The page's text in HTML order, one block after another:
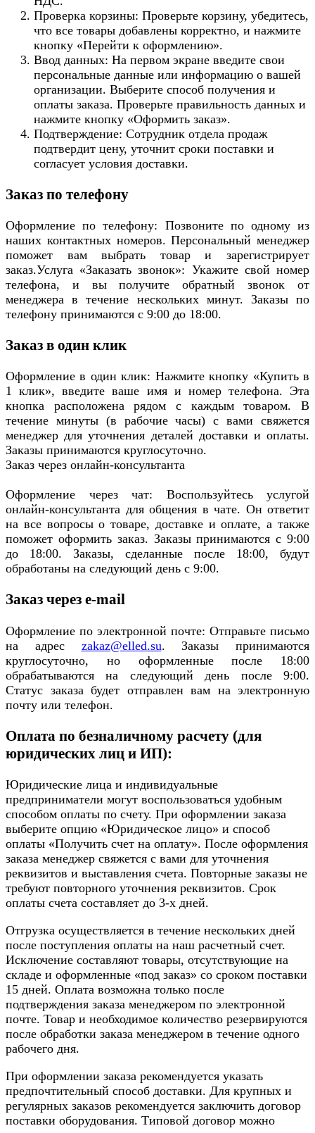
Проверка корзины: Проверьте корзину, убедитесь,
что все товары добавлены корректно, и нажмите
кнопку «Перейти к оформлению».
Ввод данных: На первом экране введите свои
персональные данные или информацию о вашей
организации. Выберите способ получения и
оплаты заказа. Проверьте правильность данных и
нажмите кнопку «Оформить заказ».
Подтверждение: Сотрудник отдела продаж
подтвердит цену, уточнит сроки поставки и
согласует условия доставки.
Заказ по телефону
Оформление по телефону: Позвоните по одному из
наших контактных номеров. Персональный менеджер
поможет вам выбрать товар и зарегистрирует
заказ.Услуга «Заказать звонок»: Укажите свой номер
телефона, и вы получите обратный звонок от
менеджера в течение нескольких минут. Заказы по
телефону принимаются с 9:00 до 18:00.
Заказ в один клик
Оформление в один клик: Нажмите кнопку «Купить в
1 клик», введите ваше имя и номер телефона. Эта
кнопка расположена рядом с каждым товаром. В
течение минуты (в рабочие часы) с вами свяжется
менеджер для уточнения деталей доставки и оплаты.
Заказы принимаются круглосуточно.
Заказ через онлайн-консультанта
Оформление через чат: Воспользуйтесь услугой
онлайн-консультанта для общения в чате. Он ответит
на все вопросы о товаре, доставке и оплате, а также
поможет оформить заказ. Заказы принимаются с 9:00
до 18:00. Заказы, сделанные после 18:00, будут
обработаны на следующий день с 9:00.
Заказ через e-mail
Оформление по электронной почте: Отправьте письмо
на адрес zakaz@elled.su. Заказы принимаются
круглосуточно, но оформленные после 18:00
обрабатываются на следующий день после 9:00.
Статус заказа будет отправлен вам на электронную
почту или телефон.
Оплата по безналичному расчету (для
юридических лиц и ИП):
Юридические лица и индивидуальные
предприниматели могут воспользоваться удобным
способом оплаты по счету. При оформлении заказа
выберите опцию «Юридическое лицо» и способ
оплаты «Получить счет на оплату». После оформления
заказа менеджер свяжется с вами для уточнения
реквизитов и выставления счета. Повторные заказы не
требуют повторного уточнения реквизитов. Срок
оплаты счета составляет до 3-х дней.
Отгрузка осуществляется в течение нескольких дней
после поступления оплаты на наш расчетный счет.
Исключение составляют товары, отсутствующие на
складе и оформленные «под заказ» со сроком поставки
15 дней. Оплата возможна только после
подтверждения заказа менеджером по электронной
почте. Товар и необходимое количество резервируются
после обработки заказа менеджером в течение одного
рабочего дня.
При оформлении заказа рекомендуется указать
предпочтительный способ доставки. Для крупных и
регулярных заказов рекомендуется заключить договор
поставки оборудования. Типовой договор можно